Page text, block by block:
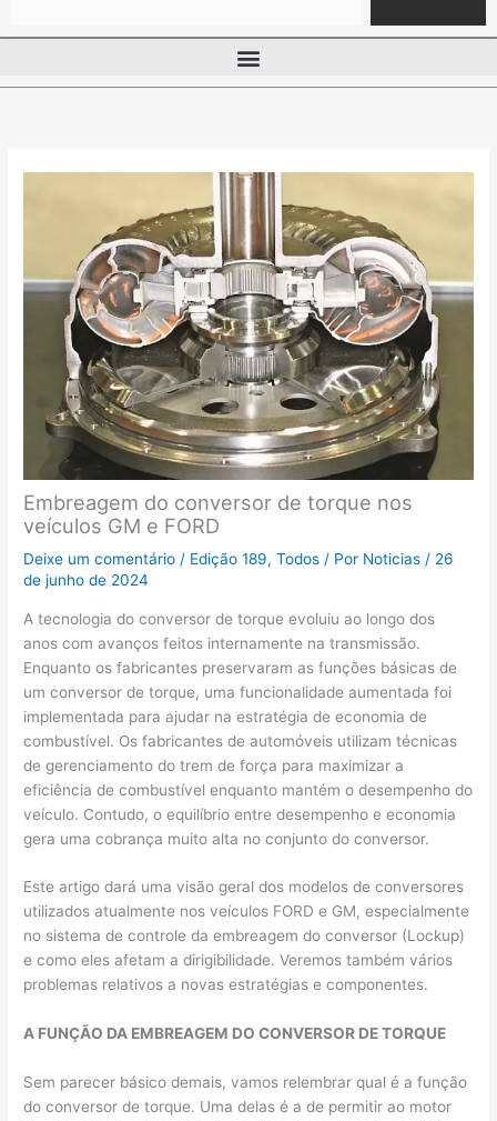
Embreagem do conversor de torque nos
veículos GM e FORD
Deixe um comentário / Edição 189,Todos / Por Noticias / 26
de junho de 2024
A tecnologia do conversor de torque evoluiu ao longo dos
anos com avanços feitos internamente na transmissão.
Enquanto os fabricantes preservaram as funções básicas de
um conversor de torque, uma funcionalidade aumentada foi
implementada para ajudar na estratégia de economia de
combustível. Os fabricantes de automóveis utilizam técnicas
de gerenciamento do trem de força para maximizar a
eficiência de combustível enquanto mantém o desempenho do
veículo. Contudo, o equilíbrio entre desempenho e economia
gera uma cobrança muito alta no conjunto do conversor.
Este artigo dará uma visão geral dos modelos de conversores
utilizados atualmente nos veículos FORD e GM, especialmente
no sistema de controle da embreagem do conversor (Lockup)
e como eles afetam a dirigibilidade. Veremos também vários
problemas relativos a novas estratégias e componentes.
A FUNÇÃO DA EMBREAGEM DO CONVERSOR DE TORQUE
Sem parecer básico demais, vamos relembrar qual é a função
do conversor de torque. Uma delas é a de permitir ao motor